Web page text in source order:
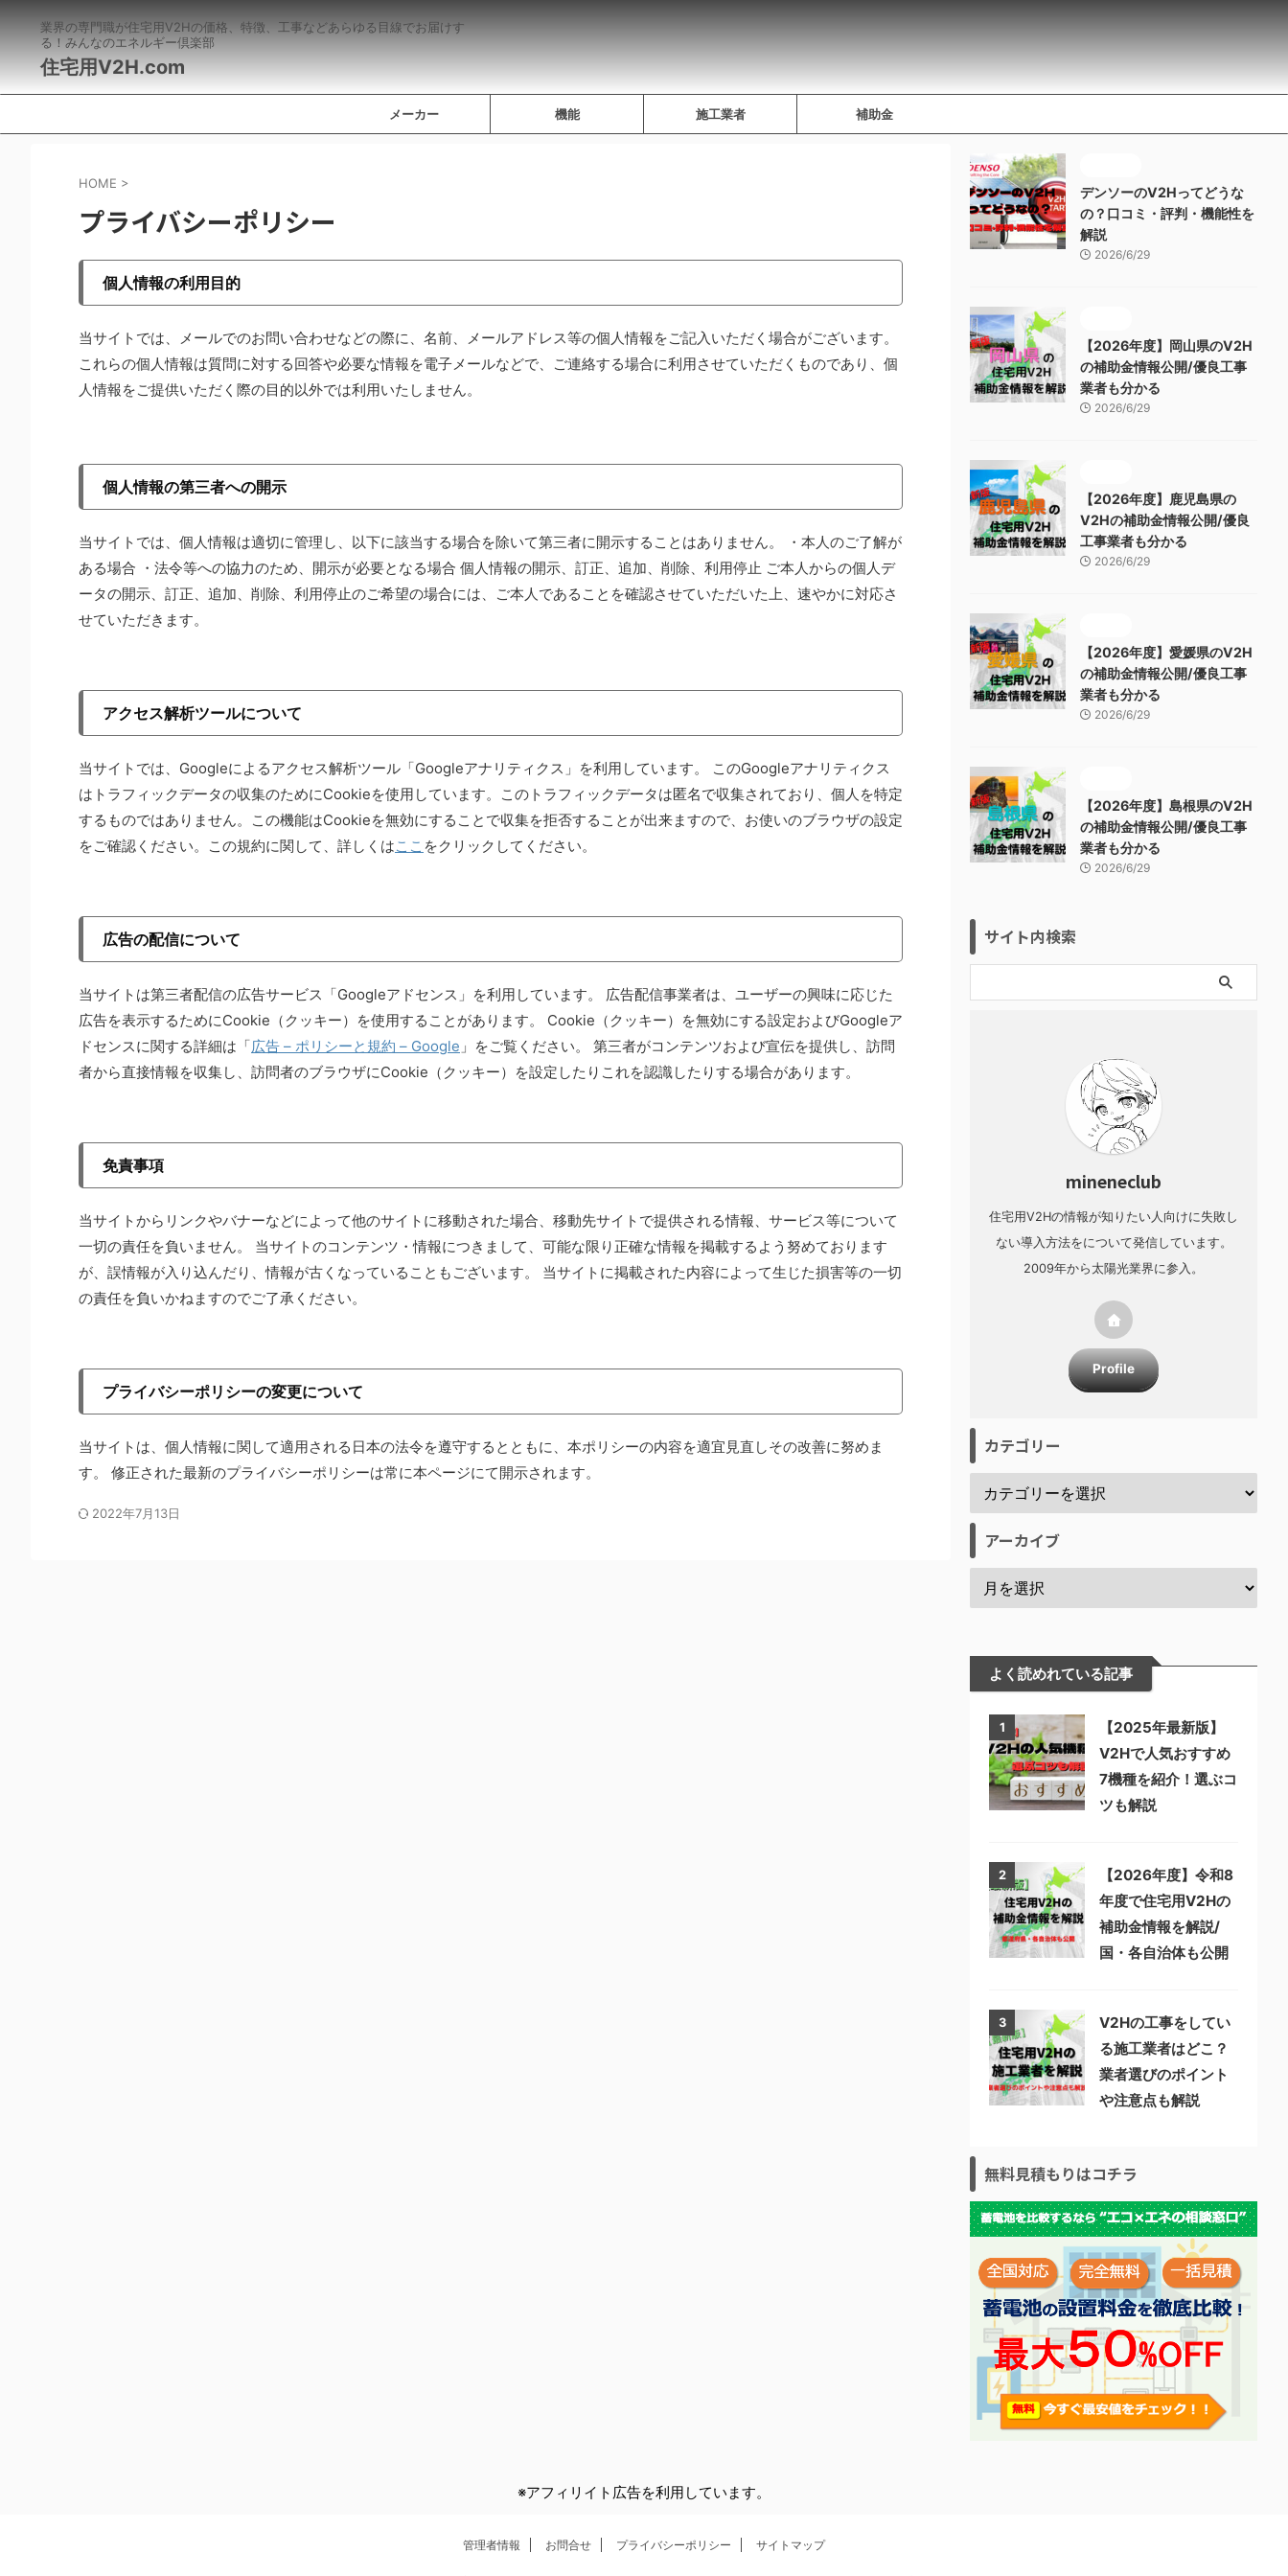
業界の専門職が住宅用V2Hの価格、特徴、工事などあらゆる目線でお届けす
る！みんなのエネルギー倶楽部
住宅用V2H.com
メーカー 機能 施工業者 補助金
HOME >
プライバシーポリシー
個人情報の利用目的
当サイトでは、メールでのお問い合わせなどの際に、名前、メールアドレス等の個人情報をご記入いただく場合がございます。
これらの個人情報は質問に対する回答や必要な情報を電子メールなどで、ご連絡する場合に利用させていただくものであり、個
人情報をご提供いただく際の目的以外では利用いたしません。
個人情報の第三者への開示
当サイトでは、個人情報は適切に管理し、以下に該当する場合を除いて第三者に開示することはありません。 ・本人のご了解が
ある場合 ・法令等への協力のため、開示が必要となる場合 個人情報の開示、訂正、追加、削除、利用停止 ご本人からの個人デ
ータの開示、訂正、追加、削除、利用停止のご希望の場合には、ご本人であることを確認させていただいた上、速やかに対応さ
せていただきます。
アクセス解析ツールについて
当サイトでは、Googleによるアクセス解析ツール「Googleアナリティクス」を利用しています。 このGoogleアナリティクス
はトラフィックデータの収集のためにCookieを使用しています。このトラフィックデータは匿名で収集されており、個人を特定
するものではありません。この機能はCookieを無効にすることで収集を拒否することが出来ますので、お使いのブラウザの設定
をご確認ください。この規約に関して、詳しくはここ をクリックしてください。
広告の配信について
当サイトは第三者配信の広告サービス「Googleアドセンス」を利用しています。 広告配信事業者は、ユーザーの興味に応じた
広告を表示するためにCookie（クッキー）を使用することがあります。 Cookie（クッキー）を無効にする設定およびGoogleア
ドセンスに関する詳細は「広告 – ポリシーと規約 – Google 」をご覧ください。 第三者がコンテンツおよび宣伝を提供し、訪問
者から直接情報を収集し、訪問者のブラウザにCookie（クッキー）を設定したりこれを認識したりする場合があります。
免責事項
当サイトからリンクやバナーなどによって他のサイトに移動された場合、移動先サイトで提供される情報、サービス等について
一切の責任を負いません。 当サイトのコンテンツ・情報につきまして、可能な限り正確な情報を掲載するよう努めております
が、誤情報が入り込んだり、情報が古くなっていることもございます。 当サイトに掲載された内容によって生じた損害等の一切
の責任を負いかねますのでご了承ください。
プライバシーポリシーの変更について
当サイトは、個人情報に関して適用される日本の法令を遵守するとともに、本ポリシーの内容を適宜見直しその改善に努めま
す。 修正された最新のプライバシーポリシーは常に本ページにて開示されます。
2022年7月13日
デンソーのV2Hってどうな
の？口コミ・評判・機能性を
解説
2026/6/29
【2026年度】岡山県のV2H
の補助金情報公開/優良工事
業者も分かる
2026/6/29
【2026年度】鹿児島県の
V2Hの補助金情報公開/優良
工事業者も分かる
2026/6/29
【2026年度】愛媛県のV2H
の補助金情報公開/優良工事
業者も分かる
2026/6/29
【2026年度】島根県のV2H
の補助金情報公開/優良工事
業者も分かる
2026/6/29
サイト内検索
mineneclub
住宅用V2Hの情報が知りたい人向けに失敗し
ない導入方法をについて発信しています。
2009年から太陽光業界に参入。
Profile
カテゴリー
アーカイブ
よく読めれている記事
1
【2025年最新版】
V2Hで人気おすすめ
7機種を紹介！選ぶコ
ツも解説
2
【2026年度】令和8
年度で住宅用V2Hの
補助金情報を解説/
国・各自治体も公開
3
V2Hの工事をしてい
る施工業者はどこ？
業者選びのポイント
や注意点も解説
無料見積もりはコチラ
※アフィリイト広告を利用しています。
管理者情報 お問合せ プライバシーポリシー サイトマップ